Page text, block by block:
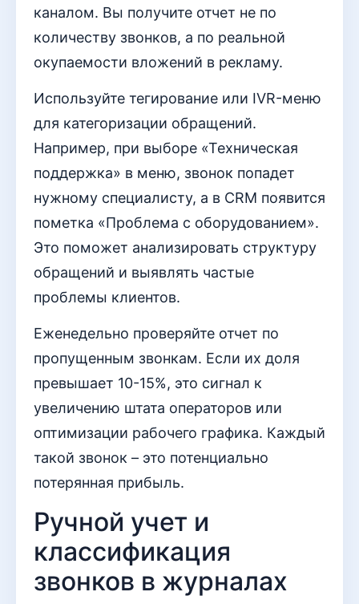
каналом. Вы получите отчет не по
количеству звонков, а по реальной
окупаемости вложений в рекламу.
Используйте тегирование или IVR-меню
для категоризации обращений.
Например, при выборе «Техническая
поддержка» в меню, звонок попадет
нужному специалисту, а в CRM появится
пометка «Проблема с оборудованием».
Это поможет анализировать структуру
обращений и выявлять частые
проблемы клиентов.
Еженедельно проверяйте отчет по
пропущенным звонкам. Если их доля
превышает 10-15%, это сигнал к
увеличению штата операторов или
оптимизации рабочего графика. Каждый
такой звонок – это потенциально
потерянная прибыль.
Ручной учет и
классификация
звонков в журналах